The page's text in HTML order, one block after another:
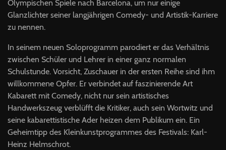
Olympischen Spiele nach Barcelona, um nur einige
Glanzlichter seiner langjährigen Comedy- und Artistik-Karriere
zu nennen.
In seinem neuen Soloprogramm parodiert er das Verhältnis
zwischen Schüler und Lehrer in einer ganz normalen
Schulstunde. Vorsicht, Zuschauer in der ersten Reihe sind ihm
willkommene Opfer. Er verbindet auf faszinierende Art
Kabarett mit Comedy, nicht nur sein artistisches
Handwerkszeug verblüfft die Kritiker, auch sein Wortwitz und
seine kabarettistische Ader heizen dem Publikum ein. Ein
Geheimtipp des Kleinkunstprogrammes des Festivals: Karl-
Heinz Helmschrot.